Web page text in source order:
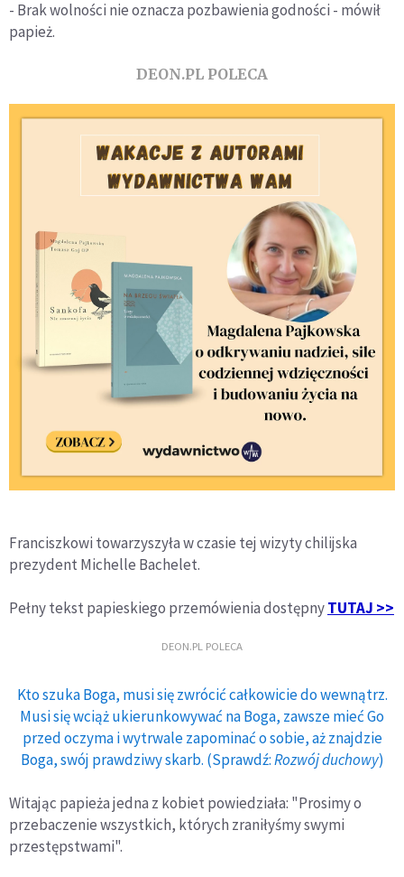
- Brak wolności nie oznacza pozbawienia godności - mówił
papież.
DEON.PL POLECA
Franciszkowi towarzyszyła w czasie tej wizyty chilijska
prezydent Michelle Bachelet.
Pełny tekst papieskiego przemówienia dostępnyTUTAJ >>
DEON.PL POLECA
Kto szuka Boga, musi się zwrócić całkowicie do wewnątrz.
Musi się wciąż ukierunkowywać na Boga, zawsze mieć Go
przed oczyma i wytrwale zapominać o sobie, aż znajdzie
Boga, swój prawdziwy skarb. (Sprawdź:Rozwój duchowy)
Witając papieża jedna z kobiet powiedziała: "Prosimy o
przebaczenie wszystkich, których zraniłyśmy swymi
przestępstwami".